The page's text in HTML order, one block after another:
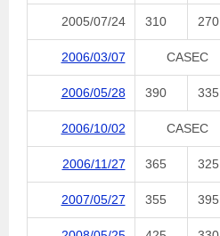
2005/07/24 310 270
2006/03/07 CASEC
2006/05/28 390 335
2006/10/02 CASEC
2006/11/27 365 325
2007/05/27 355 395